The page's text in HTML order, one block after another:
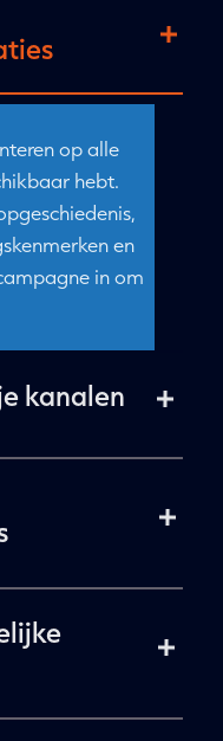
op alle
hebt.
en
in om
kanalen